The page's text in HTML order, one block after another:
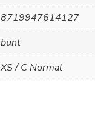
8719947614127
bunt
XS / C Normal